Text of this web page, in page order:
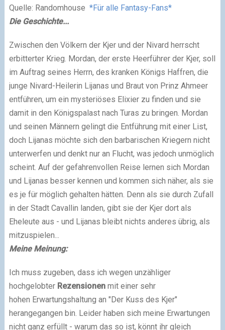
Quelle: Randomhouse *Für alle Fantasy-Fans*
Die Geschichte...
Zwischen den Völkern der Kjer und der Nivard herrscht
erbitterter Krieg. Mordan, der erste Heerführer der Kjer, soll
im Auftrag seines Herrn, des kranken Königs Haffren, die
junge Nivard-Heilerin Lijanas und Braut von Prinz Ahmeer
entführen, um ein mysteriöses Elixier zu finden und sie
damit in den Königspalast nach Turas zu bringen. Mordan
und seinen Männern gelingt die Entführung mit einer List,
doch Lijanas möchte sich den barbarischen Kriegern nicht
unterwerfen und denkt nur an Flucht, was jedoch unmöglich
scheint. Auf der gefahrenvollen Reise lernen sich Mordan
und Lijanas besser kennen und kommen sich näher, als sie
es je für möglich gehalten hätten. Denn als sie durch Zufall
in der Stadt Cavallin landen, gibt sie der Kjer dort als
Eheleute aus - und Lijanas bleibt nichts anderes übrig, als
mitzuspielen...
Meine Meinung:
Ich muss zugeben, dass ich wegen unzähliger
hochgelobter Rezensionenmit einer sehr
hohen Erwartungshaltung an "Der Kuss des Kjer"
herangegangen bin. Leider haben sich meine Erwartungen
nicht ganz erfüllt - warum das so ist, könnt ihr gleich